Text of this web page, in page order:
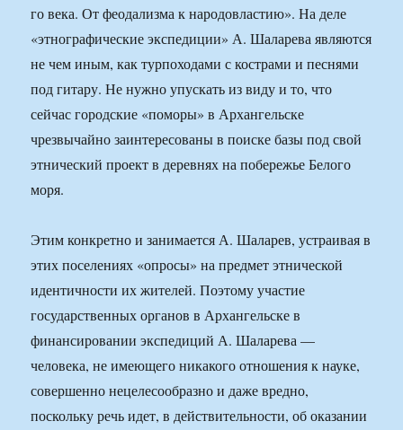
го века. От феодализма к народовластию». На деле
«этнографические экспедиции» А. Шаларева являются
не чем иным, как турпоходами с кострами и песнями
под гитару. Не нужно упускать из виду и то, что
сейчас городские «поморы» в Архангельске
чрезвычайно заинтересованы в поиске базы под свой
этнический проект в деревнях на побережье Белого
моря.
Этим конкретно и занимается А. Шаларев, устраивая в
этих поселениях «опросы» на предмет этнической
идентичности их жителей. Поэтому участие
государственных органов в Архангельске в
финансировании экспедиций А. Шаларева —
человека, не имеющего никакого отношения к науке,
совершенно нецелесообразно и даже вредно,
поскольку речь идет, в действительности, об оказании